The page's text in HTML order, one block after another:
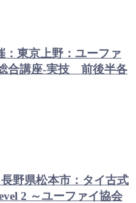
：東京上野：ユーファ
合講座-実技 前後半各
野県松本市：タイ古式
2 ～ユーファイ協会